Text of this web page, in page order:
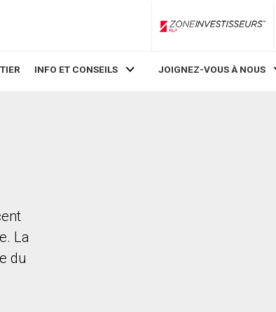
INFO ET CONSEILS JOIGNEZ-VOUS À NOUS
La
du